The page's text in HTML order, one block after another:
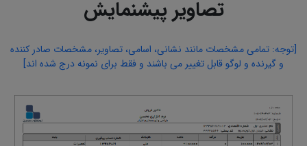
تصاویر پیشنمایش
[توجه: تمامی مشخصات مانند نشانی، اسامی، تصاویر، مشخصات صادر کننده
و گیرنده و لوگو قابل تغییر می باشند و فقط برای نمونه درج شده اند]